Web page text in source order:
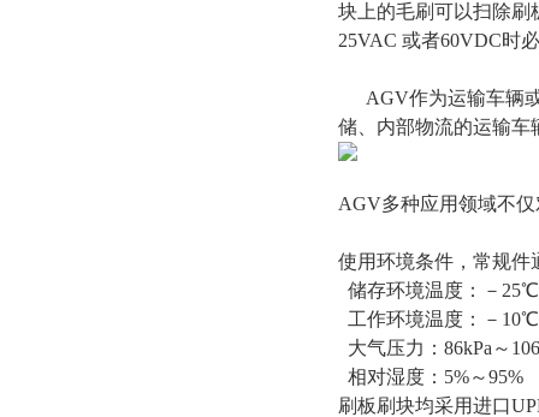
块上的毛刷可以扫除刷
25VAC 或者60VDC时
AGV作为运输车辆或
储、内部物流的运输车
AGV多种应用领域不
使用环境条件，常规件
储存环境温度：－
工作环境温度：－
大气压力：86kPa～
相对湿度：5%～95%
刷板刷块均采用进口